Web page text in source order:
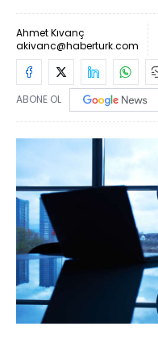
Ahmet Kıvanç
akivanc@haberturk.com
ABONE OL